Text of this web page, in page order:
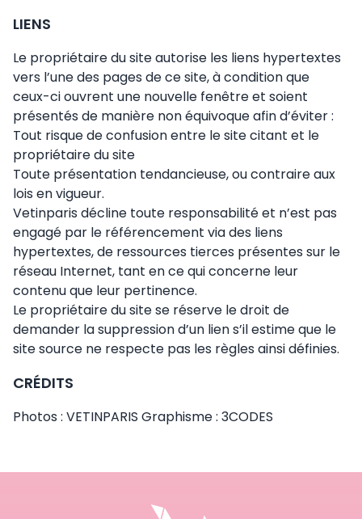
LIENS
Le propriétaire du site autorise les liens hypertextes
vers l’une des pages de ce site, à condition que
ceux-ci ouvrent une nouvelle fenêtre et soient
présentés de manière non équivoque afin d’éviter :
Tout risque de confusion entre le site citant et le
propriétaire du site
Toute présentation tendancieuse, ou contraire aux
lois en vigueur.
Vetinparis décline toute responsabilité et n’est pas
engagé par le référencement via des liens
hypertextes, de ressources tierces présentes sur le
réseau Internet, tant en ce qui concerne leur
contenu que leur pertinence.
Le propriétaire du site se réserve le droit de
demander la suppression d’un lien s’il estime que le
site source ne respecte pas les règles ainsi définies.
CRÉDITS
Photos : VETINPARIS Graphisme : 3CODES